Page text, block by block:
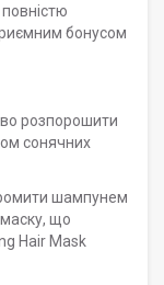
бонусом
розпорошити
сонячних
шампунем
що
Hair Mask